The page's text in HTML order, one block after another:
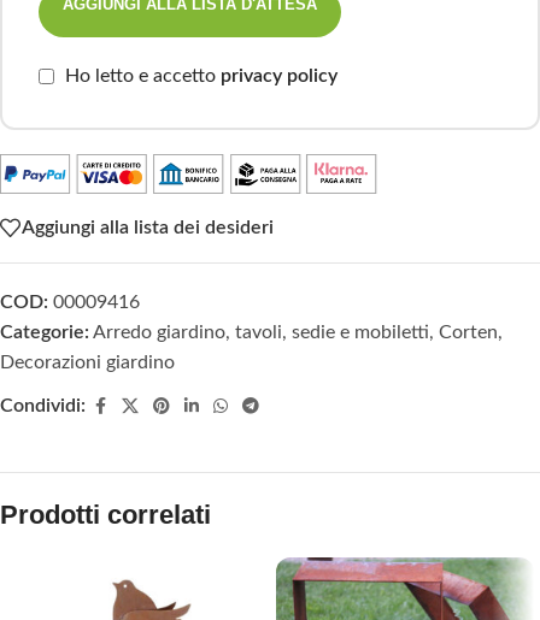
AGGIUNGI ALLA LISTA D'ATTESA
Ho letto e accetto privacy policy
Aggiungi alla lista dei desideri
COD: 00009416
Categorie: Arredo giardino, tavoli, sedie e mobiletti, Corten,
Decorazioni giardino
Condividi:
Prodotti correlati